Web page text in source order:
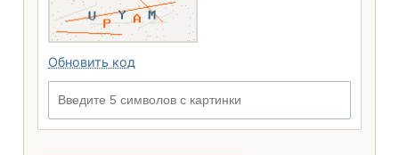
Обновить код